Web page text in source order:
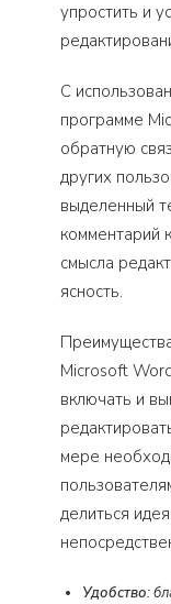
упростить и
С
программе
обратную
других
выделенный
комментарий
смысла
ясность.
Microsoft
включать и
мере
делиться
Удобство: